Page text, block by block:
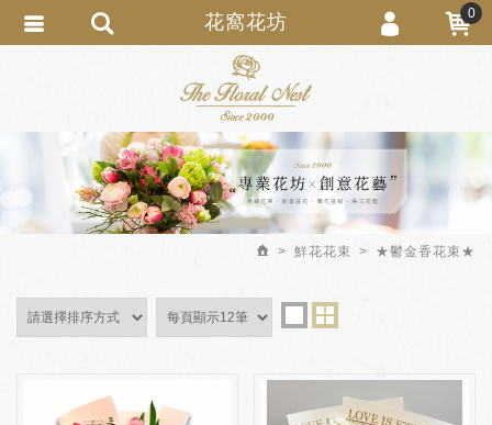
鮮花花束 ★鬱金香花束★
花窩花坊 0
會員登入
會員註冊
忘記密碼
訂單查詢
追蹤清單
繁體中文